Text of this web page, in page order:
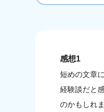
感想1
短めの文章
経験談だと
のかもしれ